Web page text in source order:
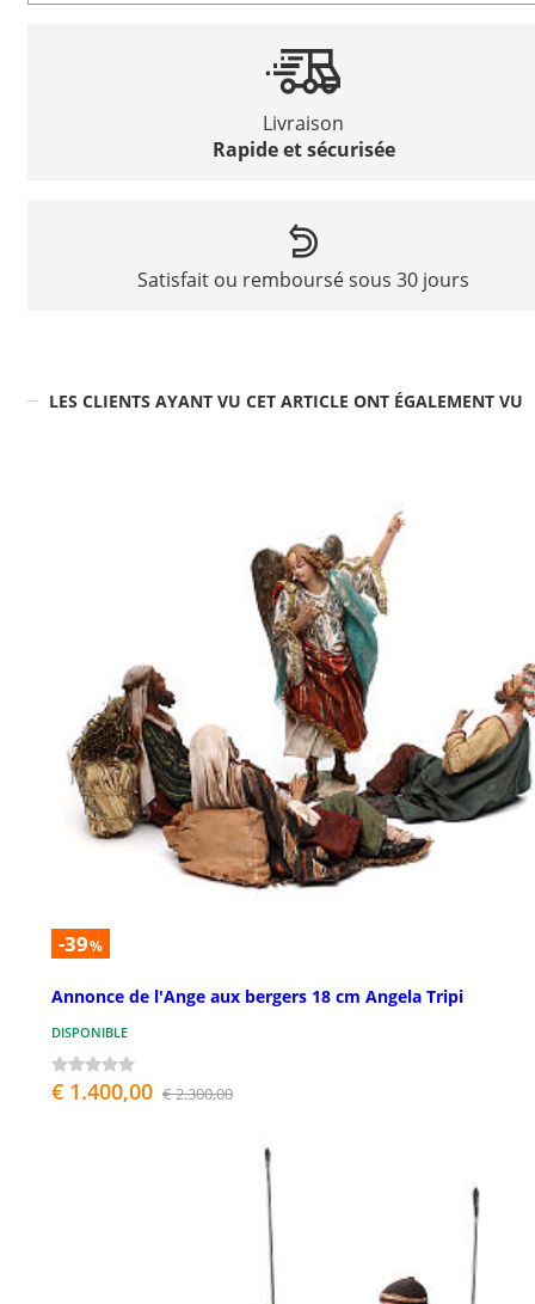
Livraison
Rapide et sécurisée
Satisfait ou remboursé sous 30 jours
LES CLIENTS AYANT VU CET ARTICLE ONT ÉGALEMENT VU
-39%
Annonce de l'Ange aux bergers 18 cm Angela Tripi
DISPONIBLE
€ 1.400,00 € 2.300,00